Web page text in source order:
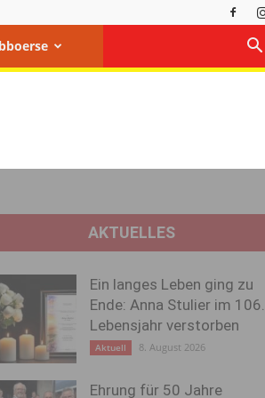
AKTUELLES
Ein langes Leben ging zu
Ende: Anna Stulier im 106.
Lebensjahr verstorben
Aktuell 8. August 2026
Ehrung für 50 Jahre